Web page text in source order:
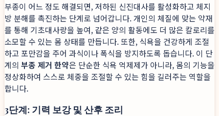
부종이 어느 정도 해결되면, 저하된 신진대사를 활성화하고 체지
방 분해를 촉진하는 단계로 넘어갑니다. 개인의 체질에 맞는 약재
를 통해 기초대사량을 높여, 같은 양의 활동에도 더 많은 칼로리를
소모할 수 있는 몸 상태를 만듭니다. 또한, 식욕을 건강하게 조절
하고 포만감을 주어 과식이나 폭식을 방지하도록 돕습니다. 이 단
계의 부종 제거 한약은 단순한 식욕 억제제가 아니라, 몸의 기능을
정상화하여 스스로 체중을 조절할 수 있는 힘을 길러주는 역할을
합니다.
3단계: 기력 보강 및 산후 조리